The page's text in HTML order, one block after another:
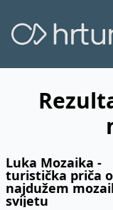
Luka Mozaika -
turistička priča o
najdužem
svijetu